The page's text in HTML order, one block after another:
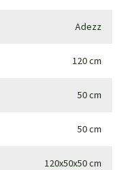
Adezz
120 cm
50 cm
50 cm
120x50x50 cm